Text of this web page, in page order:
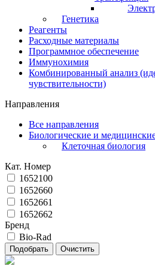
Генетика
Реагенты
Расходные материалы
Программное обеспечение
Иммунохимия
Комбинированный анализ
чувствительности)
Направления
Все направления
Биологические и
Клеточная биология
Кат. Номер
1652100
1652660
1652661
1652662
Бренд
Bio-Rad